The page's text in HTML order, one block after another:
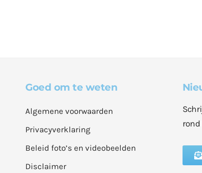
Goed om te weten
Algemene voorwaarden
Privacyverklaring
Beleid foto’s en videobeelden
Disclaimer